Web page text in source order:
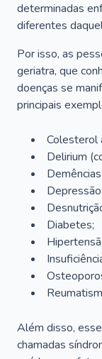
determinadas
diferentes
Por isso, as
geriatra, que
doenças se
principais
Colesterol
Delirium
Depressão;
Diabetes;
Além disso,
chamadas